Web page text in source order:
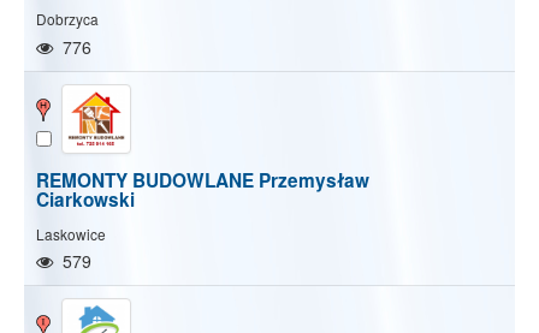
Dobrzyca
776
REMONTY BUDOWLANE Przemysław
Ciarkowski
Laskowice
579